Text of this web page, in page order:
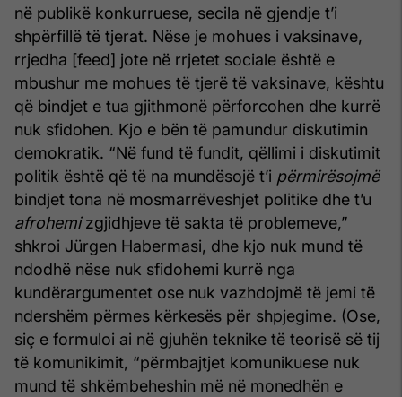
në publikë konkurruese, secila në gjendje t’i
shpërfillë të tjerat. Nëse je mohues i vaksinave,
rrjedha [feed] jote në rrjetet sociale është e
mbushur me mohues të tjerë të vaksinave, kështu
që bindjet e tua gjithmonë përforcohen dhe kurrë
nuk sfidohen. Kjo e bën të pamundur diskutimin
demokratik. “Në fund të fundit, qëllimi i diskutimit
politik është që të na mundësojë t’i përmirësojmë
bindjet tona në mosmarrëveshjet politike dhe t’u
afrohemizgjidhjeve të sakta të problemeve,”
shkroi Jürgen Habermasi, dhe kjo nuk mund të
ndodhë nëse nuk sfidohemi kurrë nga
kundërargumentet ose nuk vazhdojmë të jemi të
ndershëm përmes kërkesës për shpjegime. (Ose,
siç e formuloi ai në gjuhën teknike të teorisë së tij
të komunikimit, “përmbajtjet komunikuese nuk
mund të shkëmbeheshin më në monedhën e